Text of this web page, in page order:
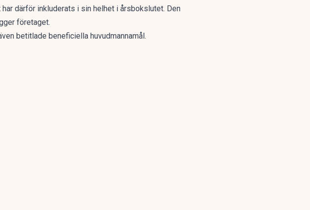
därför inkluderats i sin helhet i årsbokslutet. Den
företaget.
betitlade beneficiella huvudmannamål.